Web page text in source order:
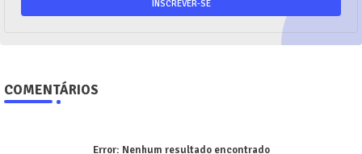
COMENTÁRIOS
Error: Nenhum resultado encontrado